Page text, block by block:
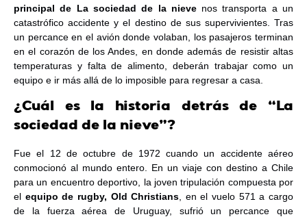
principal de La sociedad de la nievenos transporta a un
catastrófico accidente y el destino de sus supervivientes. Tras
un percance en el avión donde volaban, los pasajeros terminan
en el corazón de los Andes, en donde además de resistir altas
temperaturas y falta de alimento, deberán trabajar como un
equipo e ir más allá de lo imposible para regresar a casa.
¿Cuál es la historia detrás de “La
sociedad de la nieve”?
Fue el 12 de octubre de 1972 cuando un accidente aéreo
conmocionó al mundo entero. En un viaje con destino a Chile
para un encuentro deportivo, la joven tripulación compuesta por
el equipo de rugby, Old Christians, en el vuelo 571 a cargo
de la fuerza aérea de Uruguay, sufrió un percance que